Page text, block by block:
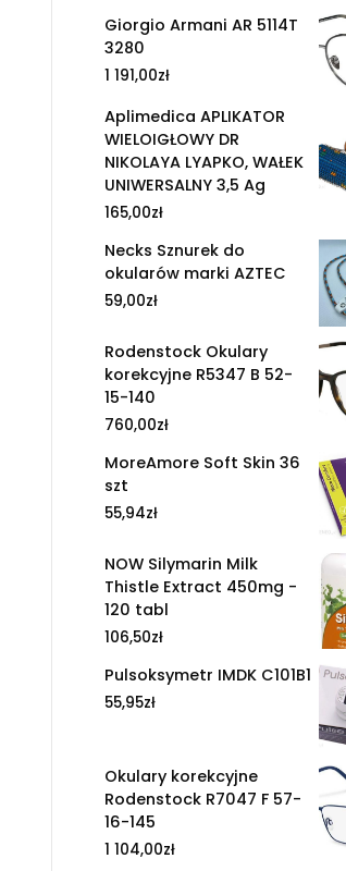
Giorgio Armani AR 5114T
3280
1 191,00zł
Aplimedica APLIKATOR
WIELOIGŁOWY DR
NIKOLAYA LYAPKO, WAŁEK
UNIWERSALNY 3,5 Ag
165,00zł
Necks Sznurek do
okularów marki AZTEC
59,00zł
Rodenstock Okulary
korekcyjne R5347 B 52-
15-140
760,00zł
MoreAmore Soft Skin 36
szt
55,94zł
NOW Silymarin Milk
Thistle Extract 450mg -
120 tabl
106,50zł
Pulsoksymetr IMDK C101B1
55,95zł
Okulary korekcyjne
Rodenstock R7047 F 57-
16-145
1 104,00zł